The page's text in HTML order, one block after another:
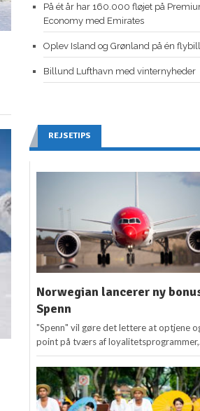
På ét år har 160.000 fløjet på
Economy med Emirates
Oplev Island og Grønland på én
Billund Lufthavn med vinternyheder
REJSETIPS
Norwegian lancerer ny
Spenn
"Spenn" vil gøre det lettere at optjene
point på tværs af